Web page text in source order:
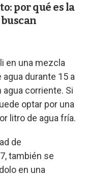
por qué es la
en una mezcla
durante 15 a
corriente. Si
optar por una
litro de agua fría.
de
también se
en una